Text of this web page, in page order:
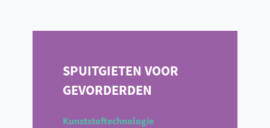
SPUITGIETEN VOOR
GEVORDERDEN
Kunststoftechnologie